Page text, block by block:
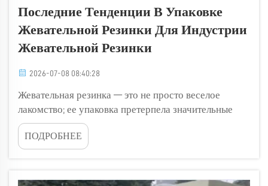
Последние Тенденции В Упаковке
Жевательной Резинки Для Индустрии
Жевательной Резинки
2026-07-08 08:40:28
Жевательная резинка — это не просто веселое
лакомство; ее упаковка претерпела значительные
изменения. Некоторые упаковки яркие и красочные,
другие — экологичные. Это позволяет им выделяться
на полках и привлекать покупателей. Компании,
ПОДРОБНЕЕ